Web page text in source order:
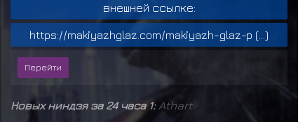
внешней ссылке:
https://makiyazhglaz.com/makiyazh-glaz-p (...)
Новых ниндзя за 24 часа 1: Athart